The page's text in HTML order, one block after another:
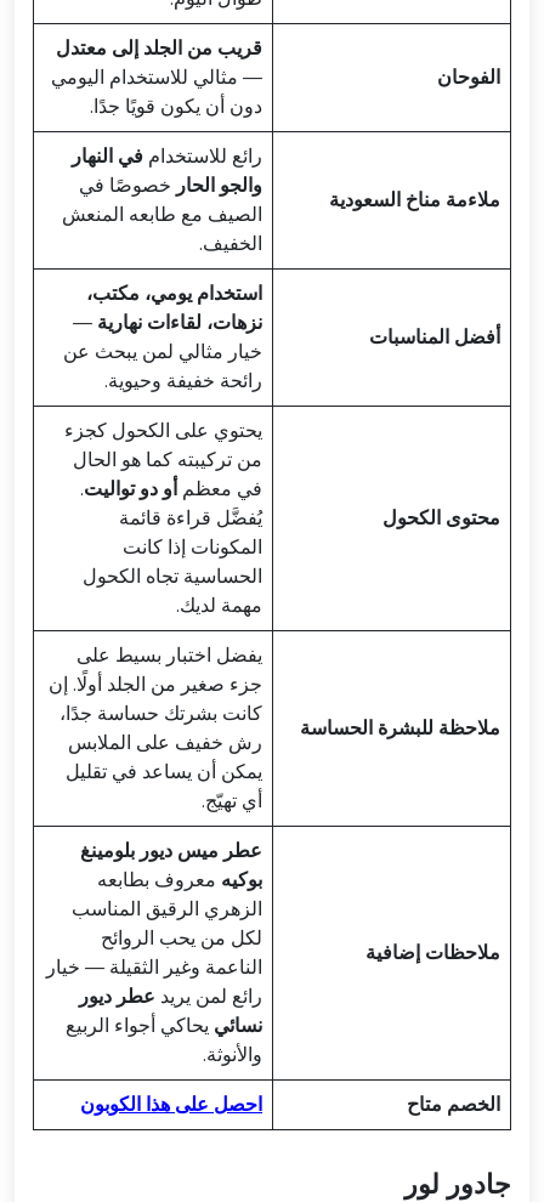
الفوحان
قريب من الجلد إلى معتدل
— مثالي للاستخدام اليومي
دون أن يكون قويًا جدًا.
ملاءمة مناخ السعودية
رائع للاستخدام في النهار
والجو الحار خصوصًا في
الصيف مع طابعه المنعش
الخفيف.
أفضل المناسبات
استخدام يومي، مكتب،
نزهات، لقاءات نهارية —
خيار مثالي لمن يبحث عن
رائحة خفيفة وحيوية.
محتوى الكحول
يحتوي على الكحول كجزء
من تركيبته كما هو الحال
في معظمأو دو تواليت.
يُفضَّل قراءة قائمة
المكونات إذا كانت
الحساسية تجاه الكحول
مهمة لديك.
ملاحظة للبشرة الحساسة
يفضل اختبار بسيط على
جزء صغير من الجلد أولًا. إن
كانت بشرتك حساسة جدًا،
رش خفيف على الملابس
يمكن أن يساعد في تقليل
أي تهيّج.
ملاحظات إضافية
عطر ميس ديور بلومينغ
بوكيه معروف بطابعه
الزهري الرقيق المناسب
لكل من يحب الروائح
الناعمة وغير الثقيلة — خيار
رائع لمن يريد عطر ديور
نسائي يحاكي أجواء الربيع
والأنوثة.
الخصم متاح
احصل على هذا الكوبون
جادور لور